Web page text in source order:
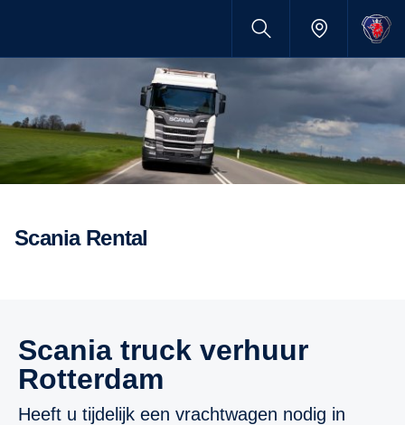
Scania Rental
Scania truck verhuur
Rotterdam
Heeft u tijdelijk een vrachtwagen nodig in